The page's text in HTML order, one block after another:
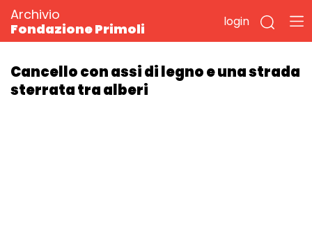
Archivio
Fondazione Primoli
login
Cancello con assi di legno e una strada
sterrata tra alberi